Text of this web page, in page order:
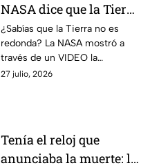
NASA dice que la Tierra
no es una esfera
perfecta? Esta es su
verdadera forma
¿Sabías que la Tierra no es
redonda? La NASA mostró a
través de un VIDEO la
verdadera forma del planeta
27 julio, 2026
Tenía el reloj que
anunciaba la muerte: la